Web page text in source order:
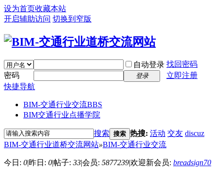
设为首页收藏本站
开启辅助访问 切换到窄版
自动登录 找回密码
密码
登录
立即注册
快捷导航
BIM-交通行业交流BBS
BIM交通行业点播学院
搜索 搜索 热搜: 活动 交友 discuz
BIM-交通行业道桥交流网站»BIM-交通行业交流
今日: 0|昨日: 0|帖子: 33|会员: 5877239|欢迎新会员: breadsign70